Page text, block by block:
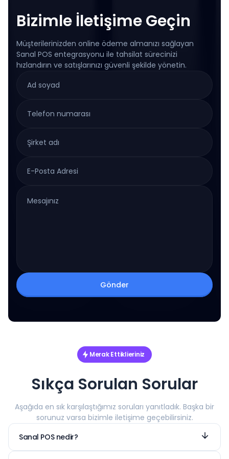
Bizimle İletişime Geçin
Müşterilerinizden online ödeme almanızı sağlayan
Sanal POS entegrasyonu ile tahsilat sürecinizi
hızlandırın ve satışlarınızı güvenli şekilde yönetin.
Gönder
Merak Ettiklieriniz
Sıkça Sorulan Sorular
Aşağıda en sık karşılaştığımız soruları yanıtladık. Başka bir
sorunuz varsa bizimle iletişime geçebilirsiniz.
Sanal POS nedir?
Sanal POS bir diğer adı ile VPOS (Virtual Point of